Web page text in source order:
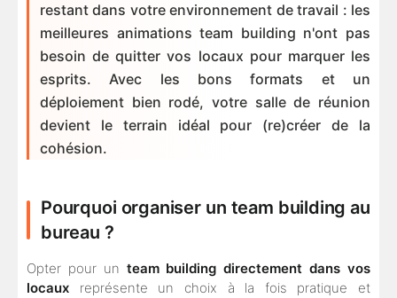
restant dans votre environnement de travail : les
meilleures animations team building n'ont pas
besoin de quitter vos locaux pour marquer les
esprits. Avec les bons formats et un
déploiement bien rodé, votre salle de réunion
devient le terrain idéal pour (re)créer de la
cohésion.
Pourquoi organiser un team building au
bureau ?
Opter pour un team building directement dans vos
locaux représente un choix à la fois pratique et